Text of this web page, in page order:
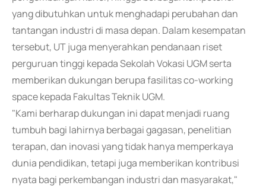
yang dibutuhkan untuk menghadapi perubahan dan
tantangan industri di masa depan. Dalam kesempatan
tersebut, UT juga menyerahkan pendanaan riset
perguruan tinggi kepada Sekolah Vokasi UGM serta
memberikan dukungan berupa fasilitas co-working
space kepada Fakultas Teknik UGM.
"Kami berharap dukungan ini dapat menjadi ruang
tumbuh bagi lahirnya berbagai gagasan, penelitian
terapan, dan inovasi yang tidak hanya memperkaya
dunia pendidikan, tetapi juga memberikan kontribusi
nyata bagi perkembangan industri dan masyarakat,"